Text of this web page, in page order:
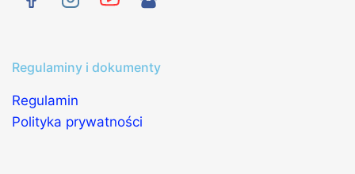
Regulaminy i dokumenty
Regulamin
Polityka prywatności